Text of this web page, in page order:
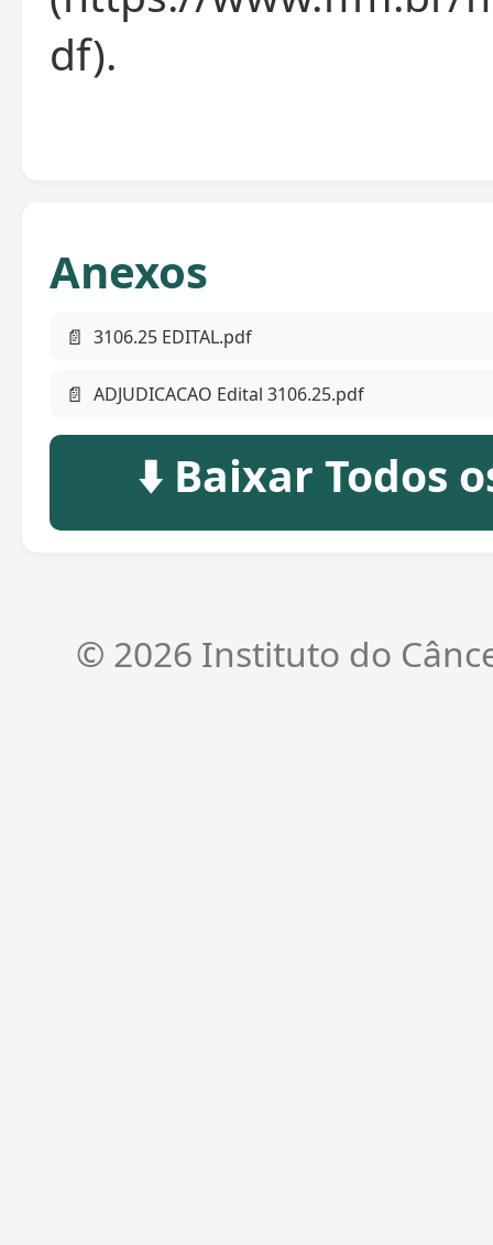
df).
Anexos
📄 3106.25 EDITAL.pdf
📄 ADJUDICACAO Edital 3106.25.pdf
⬇️ Baixar Todos
© 2026 Instituto do